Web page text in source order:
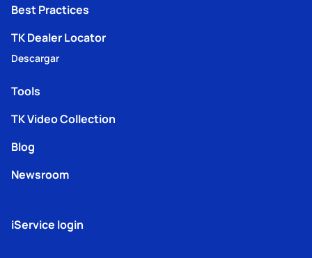
Best Practices
TK Dealer Locator
Descargar
Tools
TK Video Collection
Blog
Newsroom
iService login